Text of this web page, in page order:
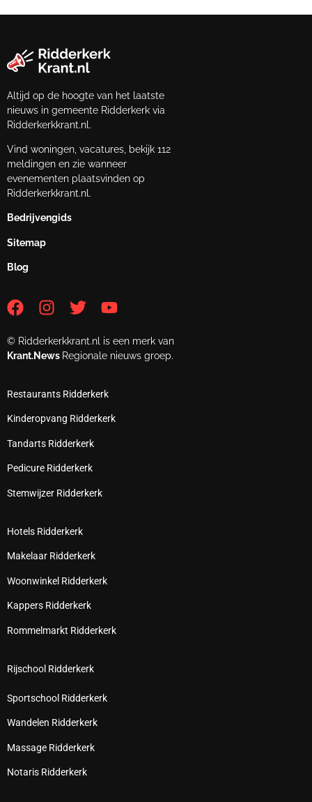
Altijd op de hoogte van het laatste
nieuws in gemeente Ridderkerk via
Ridderkerkkrant.nl.
Vind woningen, vacatures, bekijk 112
meldingen en zie wanneer
evenementen plaatsvinden op
Ridderkerkkrant.nl.
Bedrijvengids
Sitemap
Blog
© Ridderkerkkrant.nl is een merk van
Krant.News Regionale nieuws groep.
Restaurants Ridderkerk
Kinderopvang Ridderkerk
Tandarts Ridderkerk
Pedicure Ridderkerk
Stemwijzer Ridderkerk
Hotels Ridderkerk
Makelaar Ridderkerk
Woonwinkel Ridderkerk
Kappers Ridderkerk
Rommelmarkt Ridderkerk
Rijschool Ridderkerk
Sportschool Ridderkerk
Wandelen Ridderkerk
Massage Ridderkerk
Notaris Ridderkerk